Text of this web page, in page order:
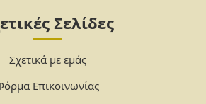
Σελίδες
Σχετικά με εμάς
Επικοινωνίας